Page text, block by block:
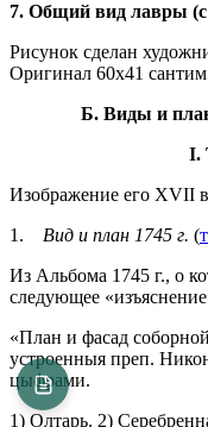
7. Общий вид лавры (с
Рисунок сделан
Оригинал 60x41
Б. Виды и
I.
Изображение его XVII
1. Вид и план 1745 г. (
Из Альбома 1745 г., о
следующее
«План и фасад
устроенныя преп.
цыфрами.
1) Олтарь. 2)